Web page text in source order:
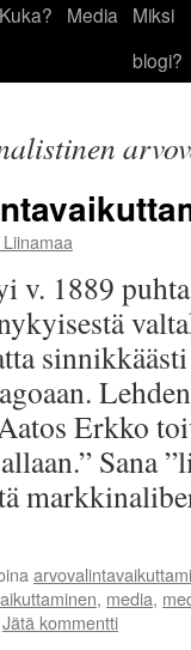
Kuka? Media
Miksi
blogi?
v. 1889
Erkko
Sana
, media,
Jätä kommentti